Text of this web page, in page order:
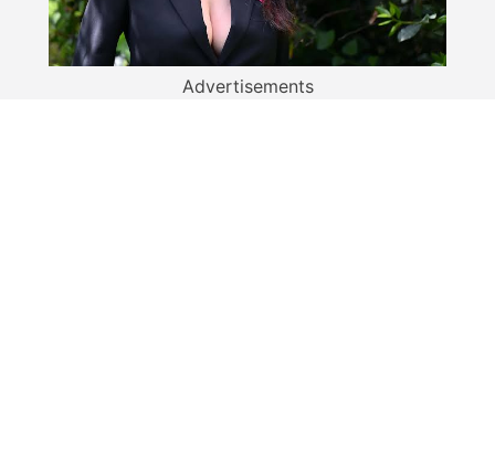
Advertisements